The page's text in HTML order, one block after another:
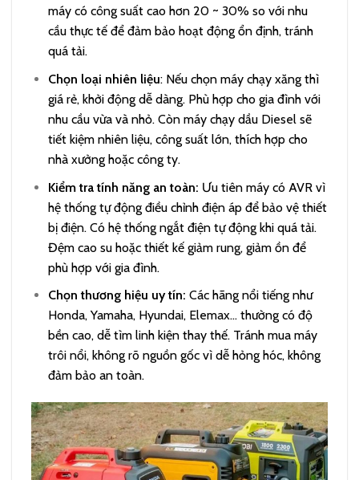
máy có công suất cao hơn 20 ~ 30% so với nhu
cầu thực tế để đảm bảo hoạt động ổn định, tránh
quá tải.
Chọn loại nhiên liệu: Nếu chọn máy chạy xăng thì
giá rẻ, khởi động dễ dàng. Phù hợp cho gia đình với
nhu cầu vừa và nhỏ. Còn máy chạy dầu Diesel sẽ
tiết kiệm nhiên liệu, công suất lớn, thích hợp cho
nhà xưởng hoặc công ty.
Kiểm tra tính năng an toàn: Ưu tiên máy có AVR vì
hệ thống tự động điều chỉnh điện áp để bảo vệ thiết
bị điện. Có hệ thống ngắt điện tự động khi quá tải.
Đệm cao su hoặc thiết kế giảm rung, giảm ồn để
phù hợp với gia đình.
Chọn thương hiệu uy tín: Các hãng nổi tiếng như
Honda, Yamaha, Hyundai, Elemax… thường có độ
bền cao, dễ tìm linh kiện thay thế. Tránh mua máy
trôi nổi, không rõ nguồn gốc vì dễ hỏng hóc, không
đảm bảo an toàn.